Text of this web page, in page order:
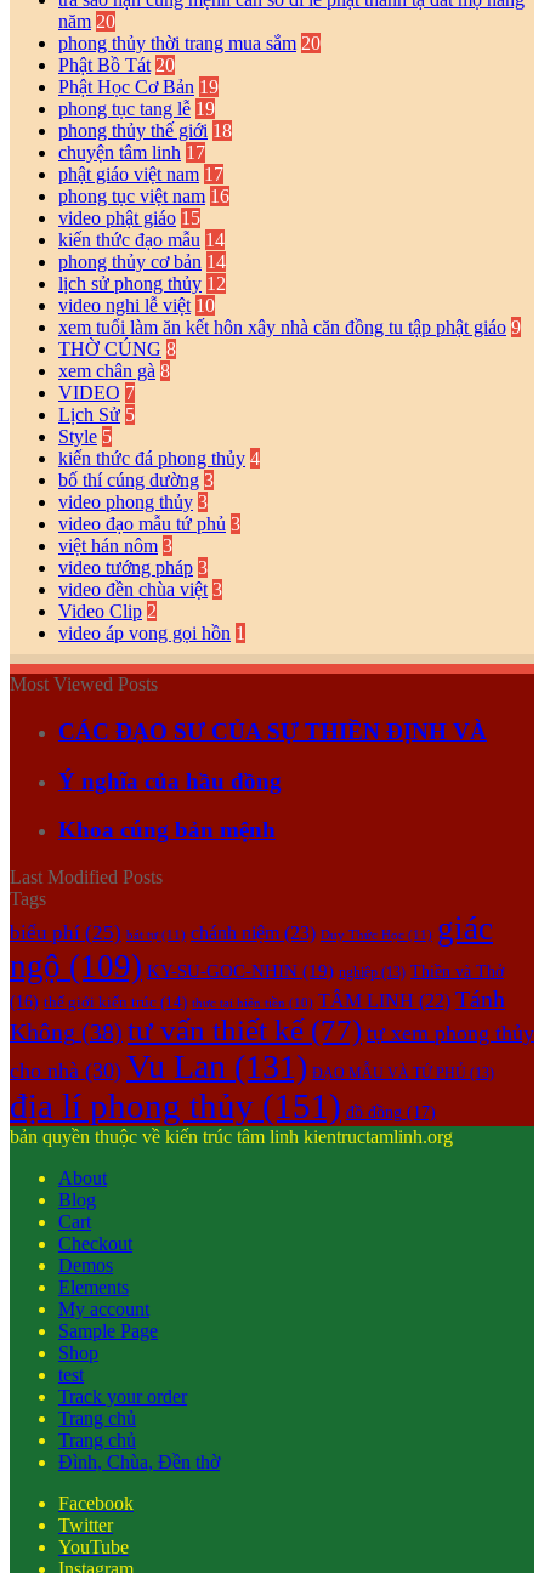
năm 20
phong thủy thời trang mua sắm 20
Phật Bồ Tát 20
Phật Học Cơ Bản 19
phong tục tang lễ 19
phong thủy thế giới 18
chuyện tâm linh 17
phật giáo việt nam 17
phong tục việt nam 16
video phật giáo 15
kiến thức đạo mẫu 14
phong thủy cơ bản 14
lịch sử phong thủy 12
video nghi lễ việt 10
xem tuổi làm ăn kết hôn xây nhà căn đồng tu tập phật giáo 9
THỜ CÚNG 8
xem chân gà 8
VIDEO 7
Lịch Sử 5
Style 5
kiến thức đá phong thủy 4
bố thí cúng dường 3
video phong thủy 3
video đạo mẫu tứ phủ 3
việt hán nôm 3
video tướng pháp 3
video đền chùa việt 3
Video Clip 2
video áp vong gọi hồn 1
Most Viewed Posts
CÁC ĐẠO SƯ CỦA SỰ THIỀN ĐỊNH VÀ
Ý nghĩa của hầu đồng
Khoa cúng bản mệnh
Last Modified Posts
Tags
biểu phí (25) bát tự(11) chánh niệm (23) Duy Thức Học (11) giác
ngộ (109) KY-SU-GOC-NHIN (19) nghiệp (13) Thiền và Thở
(16) thế giới kiến trúc (14) thực tại hiện tiền (10) TÂM LINH (22) Tánh
Không (38) tư vấn thiết kế(77) tự xem phong thủy
cho nhà (30) Vu Lan (131) ĐẠO MẪU VÀ TỨ PHỦ (13)
địa lí phong thủy (151) đồ đồng (17)
bản quyền thuộc về kiến trúc tâm linh kientructamlinh.org
About
Blog
Cart
Checkout
Demos
Elements
My account
Sample Page
Shop
test
Track your order
Trang chủ
Trang chủ
Đình, Chùa, Đền thờ
Facebook
Twitter
YouTube
Instagram